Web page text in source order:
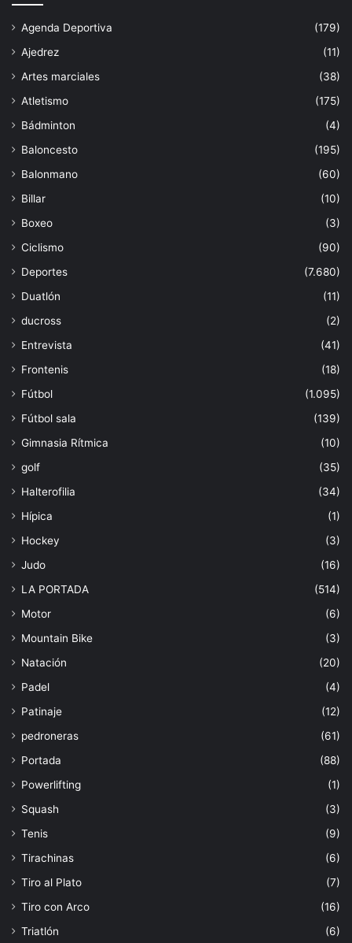
Agenda Deportiva
(179)
Ajedrez
(11)
Artes marciales
(38)
Atletismo
(175)
Bádminton
(4)
Baloncesto
(195)
Balonmano
(60)
Billar
(10)
Boxeo
(3)
Ciclismo
(90)
Deportes
(7.680)
Duatlón
(11)
ducross
(2)
Entrevista
(41)
Frontenis
(18)
Fútbol
(1.095)
Fútbol sala
(139)
Gimnasia Rítmica
(10)
golf
(35)
Halterofilia
(34)
Hípica
(1)
Hockey
(3)
Judo
(16)
LA PORTADA
(514)
Motor
(6)
Mountain Bike
(3)
Natación
(20)
Padel
(4)
Patinaje
(12)
pedroneras
(61)
Portada
(88)
Powerlifting
(1)
Squash
(3)
Tenis
(9)
Tirachinas
(6)
Tiro al Plato
(7)
Tiro con Arco
(16)
Triatlón
(6)